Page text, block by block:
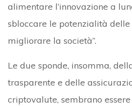
alimentare l’innovazione a
sbloccare le potenzialità
migliorare la società”.
Le due sponde, insomma,
trasparente e delle
criptovalute, sembrano